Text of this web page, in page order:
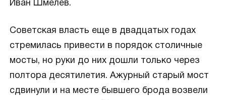
Иван Шмелев.
Советская власть еще в двадцатых годах
стремилась привести в порядок столичные
мосты, но руки до них дошли только через
полтора десятилетия. Ажурный старый мост
сдвинули и на месте бывшего брода возвели